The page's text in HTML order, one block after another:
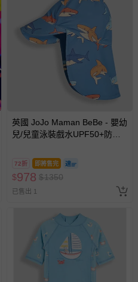
英國 JoJo Maman BeBe - 嬰幼
兒/兒童泳裝戲水UPF50+防曬
72折 即將售完
$978 $1350
已售出 1